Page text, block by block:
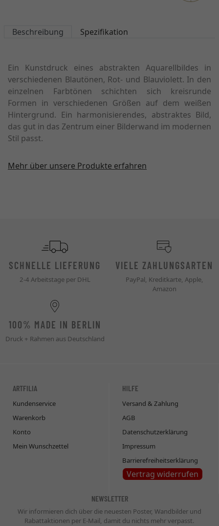
Beschreibung Spezifikation
Ein Kunstdruck eines abstrakten Aquarellbildes in
verschiedenen Blautönen, Rot- und Blauviolett. In den
einzelnen Farbtönen schichten sich kreisrunde
Formen in verschiedenen Größen auf dem weißen
Hintergrund. Ein harmonisierendes, abstraktes Bild,
das gut in das Zentrum einer Bilderwand im modernen
Stil passt.
Mehr über unsere Produkte erfahren
SCHNELLE LIEFERUNG
2-4 Arbeitstage per DHL
VIELE ZAHLUNGSARTEN
PayPal, Kreditkarte, Apple,
Amazon
100% MADE IN BERLIN
Druck + Rahmen aus Deutschland
ARTFILIA
Kundenservice
Warenkorb
Konto
Mein Wunschzettel
HILFE
Versand & Zahlung
AGB
Datenschutzerklärung
Impressum
Barrierefreiheitserklärung
Vertrag widerrufen
NEWSLETTER
Wir informieren dich über die neuesten Poster, Wandbilder und
Rabattaktionen per E-Mail, damit du nichts mehr verpasst.